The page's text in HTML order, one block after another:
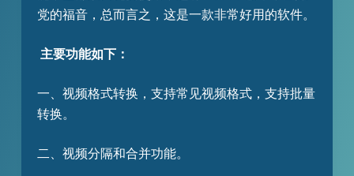
党的福音，总而言之，这是一款非常好用的软件。
主要功能如下：
一、视频格式转换，支持常见视频格式，支持批量
转换。
二、视频分隔和合并功能。